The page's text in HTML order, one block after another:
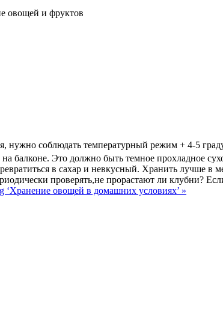
овощей и фруктов
нужно соблюдать температурный режим + 4-5
балконе. Это должно быть темное прохладное
в сахар и невкусный. Хранить лучше
проверять,не прорастают ли клубни?
‘Хранение овощей в домашних условиях’ »